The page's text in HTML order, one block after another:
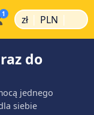
zł | PLN |
do
jednego
siebie